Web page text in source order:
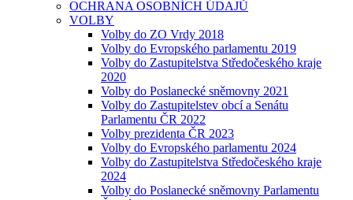
OCHRANA OSOBNÍCH ÚDAJŮ
VOLBY
Volby do ZO Vrdy 2018
Volby do Evropského parlamentu 2019
Volby do Zastupitelstva Středočeského kraje
2020
Volby do Poslanecké sněmovny 2021
Volby do Zastupitelstev obcí a Senátu
Parlamentu ČR 2022
Volby prezidenta ČR 2023
Volby do Evropského parlamentu 2024
Volby do Zastupitelstva Středočeského kraje
2024
Volby do Poslanecké sněmovny Parlamentu